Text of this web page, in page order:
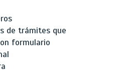
de trámites que
formulario